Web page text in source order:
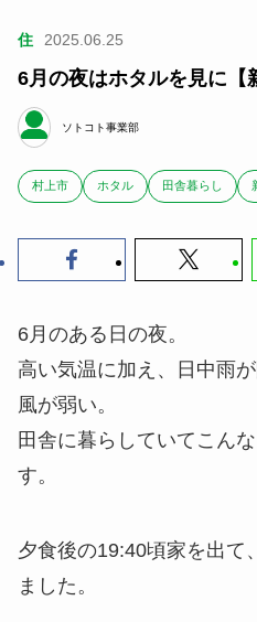
住 2025.06.25
6月の夜はホタルを見に【
ソトコト事業部
村上市 ホタル 田舎暮らし
6月のある日の夜。
高い気温に加え、日中雨
風が弱い。
田舎に暮らしていてこん
す。
夕食後の19:40頃家を出て
ました。